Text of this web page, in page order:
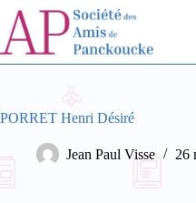
Passer
contenu
PORRET Henri Désiré
Jean Paul Visse 26